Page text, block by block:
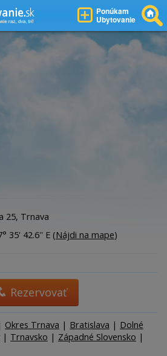
Ponúkam
Ubytovanie
25, Trnava
35' 42.6'' E (Nájdi na mape)
Rezervovať
Okres Trnava | Bratislava | Dolné
| Trnavsko | Západné Slovensko |